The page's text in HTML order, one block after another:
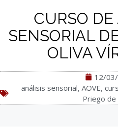
CURSO
SENSORIAL
OLIVA
12/
análisis sensorial, AOVE,
Priego de